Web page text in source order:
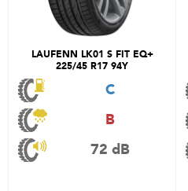
LAUFENN LK01 S FIT EQ+
225/45 R17 94Y
C
B
72 dB